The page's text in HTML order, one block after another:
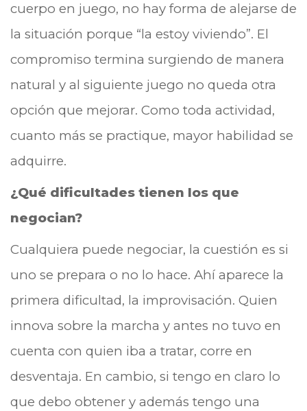
cuerpo en juego, no hay forma de alejarse de
la situación porque “la estoy viviendo”. El
compromiso termina surgiendo de manera
natural y al siguiente juego no queda otra
opción que mejorar. Como toda actividad,
cuanto más se practique, mayor habilidad se
adquirre.
¿Qué dificultades tienen los que
negocian?
Cualquiera puede negociar, la cuestión es si
uno se prepara o no lo hace. Ahí aparece la
primera dificultad, la improvisación. Quien
innova sobre la marcha y antes no tuvo en
cuenta con quien iba a tratar, corre en
desventaja. En cambio, si tengo en claro lo
que debo obtener y además tengo una